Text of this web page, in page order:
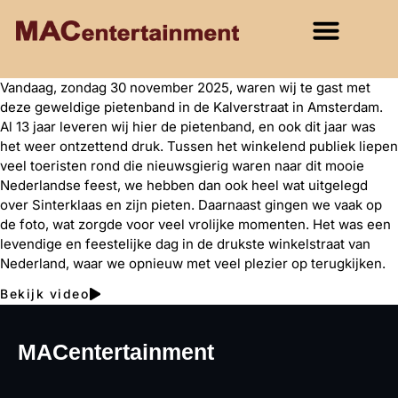
Vandaag, zondag 30 november 2025, waren wij te gast met
deze geweldige pietenband in de Kalverstraat in Amsterdam.
Al 13 jaar leveren wij hier de pietenband, en ook dit jaar was
het weer ontzettend druk. Tussen het winkelend publiek liepen
veel toeristen rond die nieuwsgierig waren naar dit mooie
Nederlandse feest, we hebben dan ook heel wat uitgelegd
over Sinterklaas en zijn pieten. Daarnaast gingen we vaak op
de foto, wat zorgde voor veel vrolijke momenten. Het was een
levendige en feestelijke dag in de drukste winkelstraat van
Nederland, waar we opnieuw met veel plezier op terugkijken.
Bekijk video
MACentertainment